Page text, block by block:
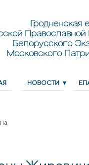
Гродненская
Православной
Белорусского
Московского
НОВОСТИ